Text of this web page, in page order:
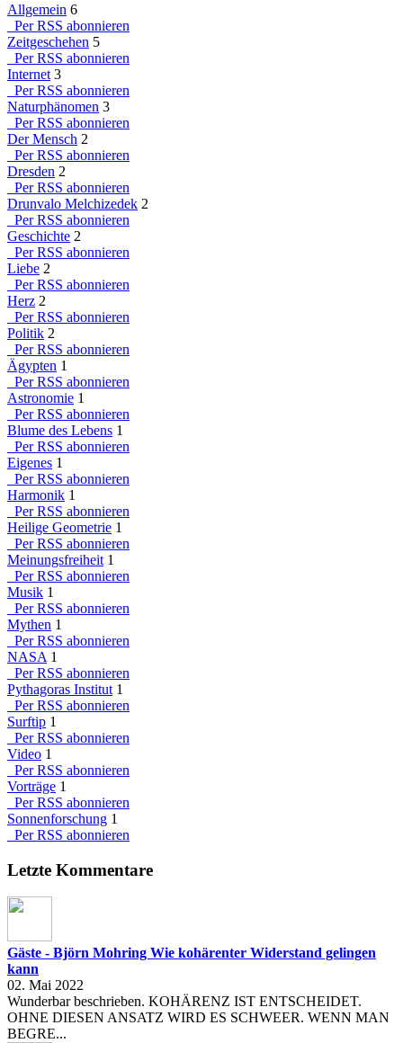
Allgemein 6
Per RSS abonnieren
Zeitgeschehen 5
Per RSS abonnieren
Internet 3
Per RSS abonnieren
Naturphänomen 3
Per RSS abonnieren
Der Mensch 2
Per RSS abonnieren
Dresden 2
Per RSS abonnieren
Drunvalo Melchizedek 2
Per RSS abonnieren
Geschichte 2
Per RSS abonnieren
Liebe 2
Per RSS abonnieren
Herz 2
Per RSS abonnieren
Politik 2
Per RSS abonnieren
Ägypten 1
Per RSS abonnieren
Astronomie 1
Per RSS abonnieren
Blume des Lebens 1
Per RSS abonnieren
Eigenes 1
Per RSS abonnieren
Harmonik 1
Per RSS abonnieren
Heilige Geometrie 1
Per RSS abonnieren
Meinungsfreiheit 1
Per RSS abonnieren
Musik 1
Per RSS abonnieren
Mythen 1
Per RSS abonnieren
NASA 1
Per RSS abonnieren
Pythagoras Institut 1
Per RSS abonnieren
Surftip 1
Per RSS abonnieren
Video 1
Per RSS abonnieren
Vorträge 1
Per RSS abonnieren
Sonnenforschung 1
Per RSS abonnieren
Letzte Kommentare
Gäste - Björn Mohring Wie kohärenter Widerstand gelingen
kann
02. Mai 2022
Wunderbar beschrieben. KOHÄRENZ IST ENTSCHEIDET.
OHNE DIESEN ANSATZ WIRD ES SCHWEER. WENN MAN
BEGRE...